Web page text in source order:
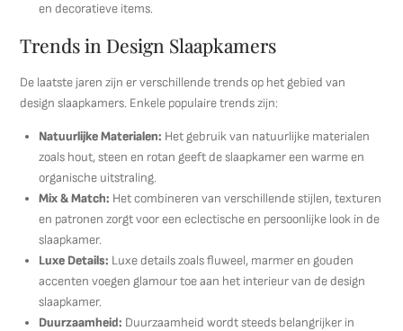
en decoratieve items.
Trends in Design Slaapkamers
De laatste jaren zijn er verschillende trends op het gebied van
design slaapkamers. Enkele populaire trends zijn:
Natuurlijke Materialen: Het gebruik van natuurlijke materialen
zoals hout, steen en rotan geeft de slaapkamer een warme en
organische uitstraling.
Mix & Match: Het combineren van verschillende stijlen, texturen
en patronen zorgt voor een eclectische en persoonlijke look in de
slaapkamer.
Luxe Details: Luxe details zoals fluweel, marmer en gouden
accenten voegen glamour toe aan het interieur van de design
slaapkamer.
Duurzaamheid: Duurzaamheid wordt steeds belangrijker in